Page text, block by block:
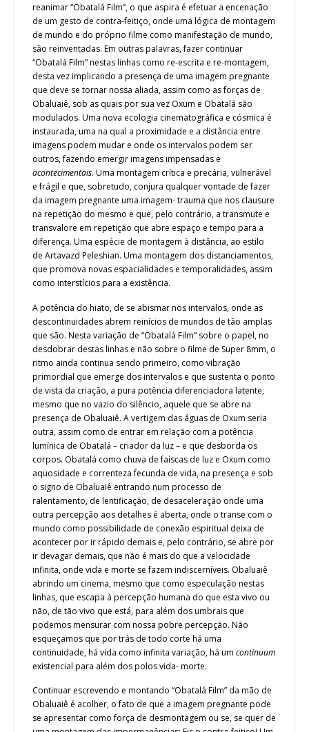
reanimar “Obatalá Film”, o que aspira é efetuar a encenação
de um gesto de contra-feitiço, onde uma lógica de montagem
de mundo e do próprio filme como manifestação de mundo,
são reinventadas. Em outras palavras, fazer continuar
“Obatalá Film” nestas linhas como re-escrita e re-montagem,
desta vez implicando a presença de uma imagem pregnante
que deve se tornar nossa aliada, assim como as forças de
Obaluaiê, sob as quais por sua vez Oxum e Obatalá são
modulados. Uma nova ecologia cinematográfica e cósmica é
instaurada, uma na qual a proximidade e a distância entre
imagens podem mudar e onde os intervalos podem ser
outros, fazendo emergir imagens impensadas e
acontecimentais. Uma montagem crítica e precária, vulnerável
e frágil e que, sobretudo, conjura qualquer vontade de fazer
da imagem pregnante uma imagem- trauma que nos clausure
na repetição do mesmo e que, pelo contrário, a transmute e
transvalore em repetição que abre espaço e tempo para a
diferença. Uma espécie de montagem à distância, ao estilo
de Artavazd Peleshian. Uma montagem dos distanciamentos,
que promova novas espacialidades e temporalidades, assim
como interstícios para a existência.
A potência do hiato, de se abismar nos intervalos, onde as
descontinuidades abrem reinícios de mundos de tão amplas
que são. Nesta variação de “Obatalá Film” sobre o papel, no
desdobrar destas linhas e não sobre o filme de Super 8mm, o
ritmo ainda continua sendo primeiro, como vibração
primordial que emerge dos intervalos e que sustenta o ponto
de vista da criação, a pura potência diferenciadora latente,
mesmo que no vazio do silêncio, aquele que se abre na
presença de Obaluaiê. A vertigem das águas de Oxum seria
outra, assim como de entrar em relação com a potência
lumínica de Obatalá – criador da luz – e que desborda os
corpos. Obatalá como chuva de faíscas de luz e Oxum como
aquosidade e correnteza fecunda de vida, na presença e sob
o signo de Obaluaiê entrando num processo de
ralentamento, de lentificação, de desaceleração onde uma
outra percepção aos detalhes é aberta, onde o transe com o
mundo como possibilidade de conexão espiritual deixa de
acontecer por ir rápido demais e, pelo contrário, se abre por
ir devagar demais, que não é mais do que a velocidade
infinita, onde vida e morte se fazem indiscerníveis. Obaluaiê
abrindo um cinema, mesmo que como especulação nestas
linhas, que escapa à percepção humana do que esta vivo ou
não, de tão vivo que está, para além dos umbrais que
podemos mensurar com nossa pobre percepção. Não
esqueçamos que por trás de todo corte há uma
continuidade, há vida como infinita variação, há umcontinuum
existencial para além dos polos vida- morte.
Continuar escrevendo e montando “Obatalá Film” da mão de
Obaluaiê é acolher, o fato de que a imagem pregnante pode
se apresentar como força de desmontagem ou se, se quer de